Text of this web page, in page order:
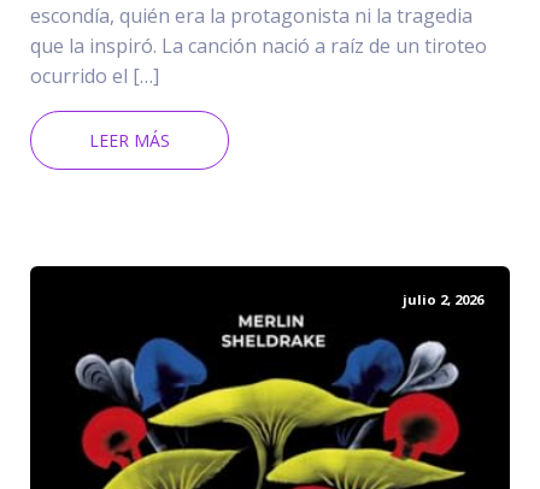
escondía, quién era la protagonista ni la tragedia
que la inspiró. La canción nació a raíz de un tiroteo
ocurrido el […]
LEER MÁS
julio 2, 2026